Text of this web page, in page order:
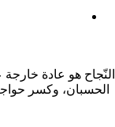
النّجاح هو عادة
الحسبان، وكسر